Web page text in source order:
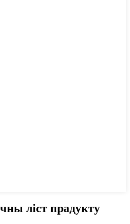
ліст прадукту